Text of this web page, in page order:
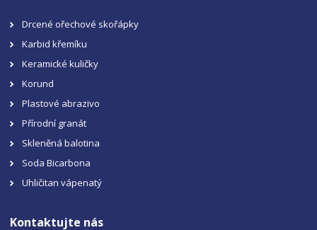
Drcené ořechové skořápky
Karbid křemíku
Keramické kuličky
Korund
Plastové abrazivo
Přírodní granát
Skleněná balotina
Soda Bicarbona
Uhličitan vápenatý
Kontaktujte nás